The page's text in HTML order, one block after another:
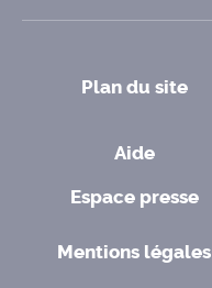
Plan du site
Aide
Espace presse
Mentions légales